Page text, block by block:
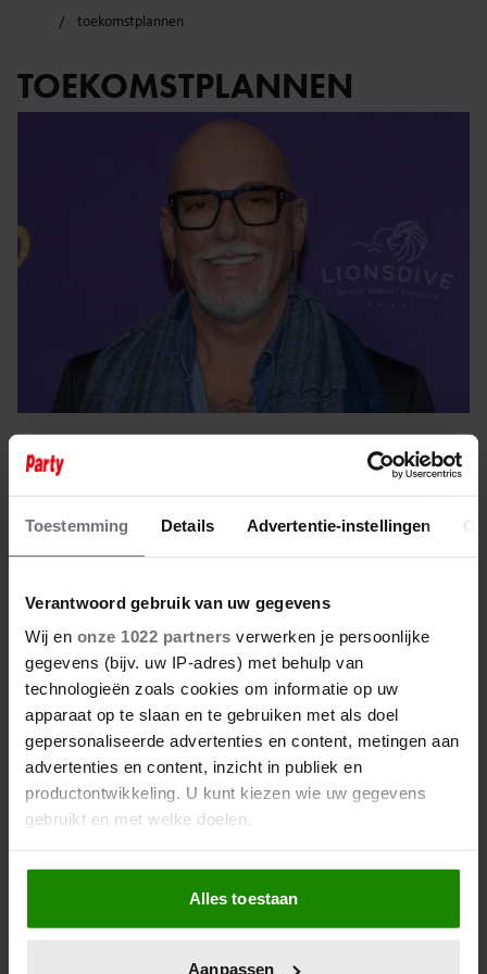
Toestemming Details Advertentie-instellingen
Verantwoord gebruik van uw gegevens
Wij en onze 1022 partners verwerken je persoonlijke
gegevens (bijv. uw IP-adres) met behulp van
technologieën zoals cookies om informatie op uw
apparaat op te slaan en te gebruiken met als doel
gepersonaliseerde advertenties en content, metingen aan
advertenties en content, inzicht in publiek en
productontwikkeling. U kunt kiezen wie uw gegevens
gebruikt en met welke doelen.
Als u het toestaat, willen we ook graag:
Informatie verzamelen over uw geografische
locatie, die tot een paar meter nauwkeurig kan zijn
Alles toestaan
Aanpassen
toekomstplannen
TOEKOMSTPLANNEN
MAIK DE BOER OVER LEVEN MET
DREIGING: ‘IK STEEK MIJN KOP
NIET IN HET ZAND’